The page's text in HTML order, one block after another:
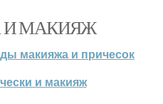
И МАКИЯЖ
макияжа и причесок
и макияж